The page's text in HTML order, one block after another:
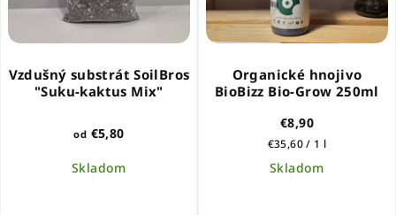
Vzdušný substrát SoilBros
"Suku-kaktus Mix"
od €5,80
Skladom
Organické hnojivo
BioBizz Bio-Grow 250ml
€8,90
Jednotková
cena:
€35,60 / 1 l
Skladom